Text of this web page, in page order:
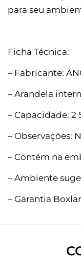
para seu
Ficha Técnica:
– Fabricante:
– Arandela
– Capacidade: 2
– Observações:
– Contém na
– Ambiente
– Garantia